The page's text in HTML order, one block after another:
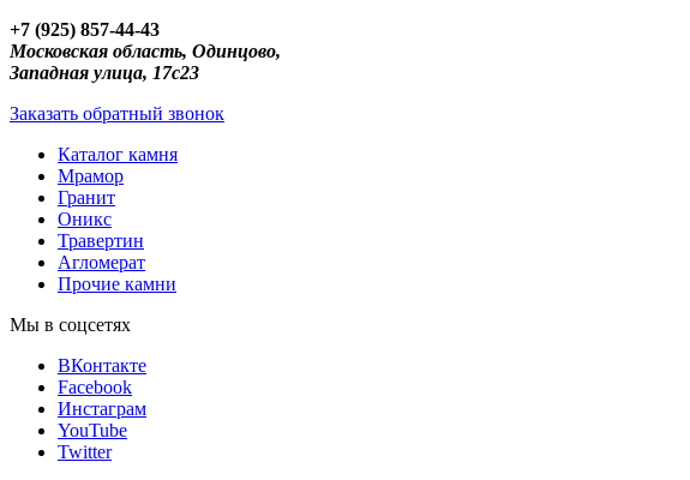
+7 (925) 857-44-43
Московская область, Одинцово,
Западная улица, 17с23
Заказать обратный звонок
Каталог камня
Мрамор
Гранит
Оникс
Травертин
Агломерат
Прочие камни
Мы в соцсетях
ВКонтакте
Facebook
Инстаграм
YouTube
Twitter